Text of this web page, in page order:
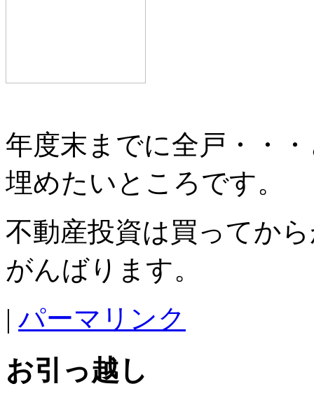
年度末までに全戸・・
埋めたいところです。
不動産投資は買ってか
がんばります。
| パーマリンク
お引っ越し